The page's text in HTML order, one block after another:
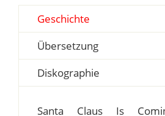
Geschichte
Übersetzung
Diskographie
Santa Claus Is